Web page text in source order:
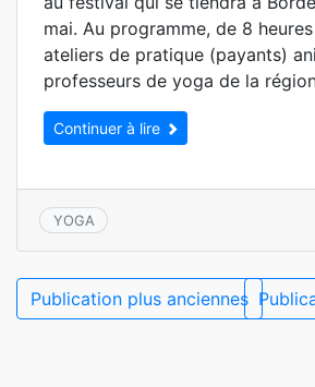
mai. Au programme, de 8
ateliers de pratique (payants)
professeurs de yoga de la
Continuer à lire
YOGA
Navigation
Publication plus anciennes